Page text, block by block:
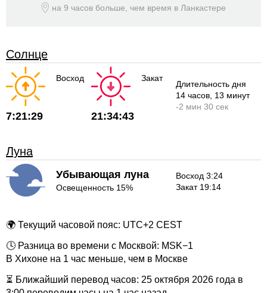
на 9 часов больше, чем время в Ланкастере
Солнце
Восход
7:21:29
Закат
21:34:43
Длительность дня
14 часов , 13 минут
-2 мин30 сек
Луна
Убывающая луна
Освещенность 15%
Восход 3:24
Закат 19:14
🌍 Текущий часовой пояс: UTC+2 CEST
🕓 Разница во времени с Москвой: MSK−1
В Хихоне на 1 час меньше, чем в Москве
⏳ Ближайший перевод часов: 25 октября 2026 года в